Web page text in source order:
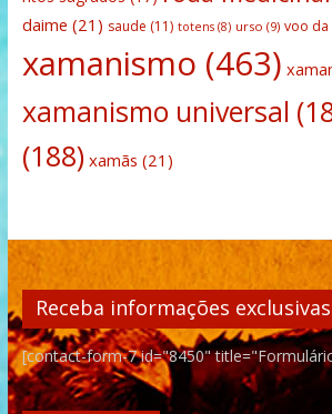
daime (21) saude (11) totens(8) urso (9) voo da
xamanismo (463)
xamanismo universal
(188) xamãs (21)
Receba informações
[contact-form-7 id="8450"